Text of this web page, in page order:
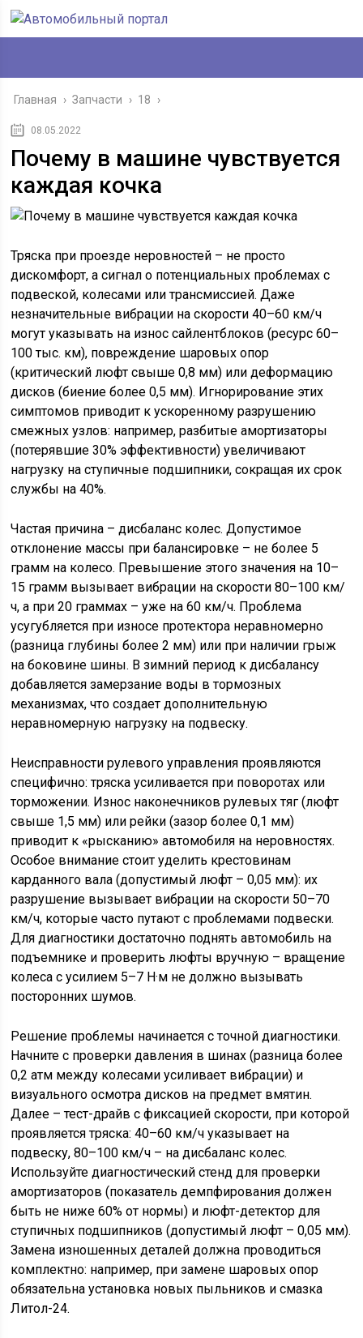
Главная › Запчасти › 18 ›
08.05.2022
Почему в машине чувствуется
каждая кочка
Тряска при проезде неровностей – не просто
дискомфорт, а сигнал о потенциальных проблемах с
подвеской, колесами или трансмиссией. Даже
незначительные вибрации на скорости 40–60 км/ч
могут указывать на износ сайлентблоков (ресурс 60–
100 тыс. км), повреждение шаровых опор
(критический люфт свыше 0,8 мм) или деформацию
дисков (биение более 0,5 мм). Игнорирование этих
симптомов приводит к ускоренному разрушению
смежных узлов: например, разбитые амортизаторы
(потерявшие 30% эффективности) увеличивают
нагрузку на ступичные подшипники, сокращая их срок
службы на 40%.
Частая причина – дисбаланс колес. Допустимое
отклонение массы при балансировке – не более 5
грамм на колесо. Превышение этого значения на 10–
15 грамм вызывает вибрации на скорости 80–100 км/
ч, а при 20 граммах – уже на 60 км/ч. Проблема
усугубляется при износе протектора неравномерно
(разница глубины более 2 мм) или при наличии грыж
на боковине шины. В зимний период к дисбалансу
добавляется замерзание воды в тормозных
механизмах, что создает дополнительную
неравномерную нагрузку на подвеску.
Неисправности рулевого управления проявляются
специфично: тряска усиливается при поворотах или
торможении. Износ наконечников рулевых тяг (люфт
свыше 1,5 мм) или рейки (зазор более 0,1 мм)
приводит к «рысканию» автомобиля на неровностях.
Особое внимание стоит уделить крестовинам
карданного вала (допустимый люфт – 0,05 мм): их
разрушение вызывает вибрации на скорости 50–70
км/ч, которые часто путают с проблемами подвески.
Для диагностики достаточно поднять автомобиль на
подъемнике и проверить люфты вручную – вращение
колеса с усилием 5–7 Н·м не должно вызывать
посторонних шумов.
Решение проблемы начинается с точной диагностики.
Начните с проверки давления в шинах (разница более
0,2 атм между колесами усиливает вибрации) и
визуального осмотра дисков на предмет вмятин.
Далее – тест-драйв с фиксацией скорости, при которой
проявляется тряска: 40–60 км/ч указывает на
подвеску, 80–100 км/ч – на дисбаланс колес.
Используйте диагностический стенд для проверки
амортизаторов (показатель демпфирования должен
быть не ниже 60% от нормы) и люфт-детектор для
ступичных подшипников (допустимый люфт – 0,05 мм).
Замена изношенных деталей должна проводиться
комплектно: например, при замене шаровых опор
обязательна установка новых пыльников и смазка
Литол-24.